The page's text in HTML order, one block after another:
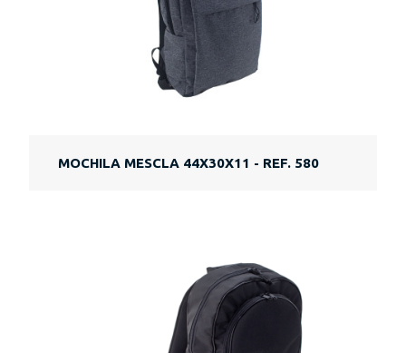
MOCHILA MESCLA 44X30X11 - REF. 580